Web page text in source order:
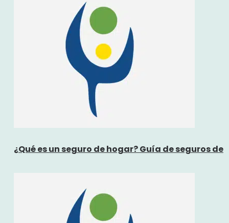
¿Qué es un seguro de hogar? Guía de seguros de